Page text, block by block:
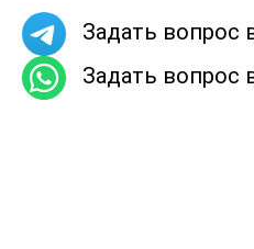
Задать вопрос
Задать вопрос